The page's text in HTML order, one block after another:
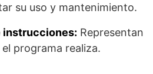
su uso y mantenimiento.
instrucciones: Representan
programa realiza.